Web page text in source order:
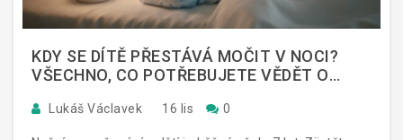
KDY SE DÍTĚ PŘESTÁVÁ MOČIT V NOCI?
VŠECHNO, CO POTŘEBUJETE VĚDĚT O
Lukáš Václavek 16 lis 0